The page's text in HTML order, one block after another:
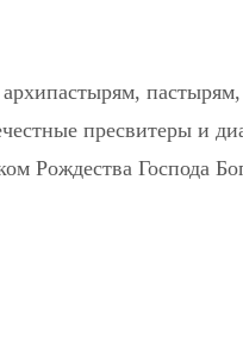
пресвитеры и
Рождества Господа